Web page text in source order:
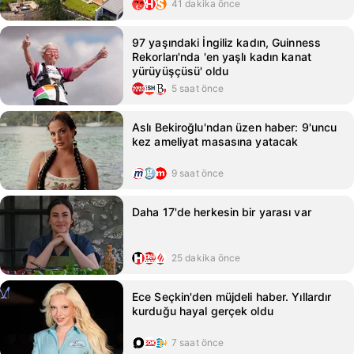
41 dakika önce
97 yaşındaki İngiliz kadın, Guinness
Rekorları'nda 'en yaşlı kadın kanat
yürüyüşçüsü' oldu
5 saat önce
Aslı Bekiroğlu'ndan üzen haber: 9'uncu
kez ameliyat masasına yatacak
9 saat önce
Daha 17'de herkesin bir yarası var
25 dakika önce
Ece Seçkin'den müjdeli haber. Yıllardır
kurduğu hayal gerçek oldu
7 saat önce